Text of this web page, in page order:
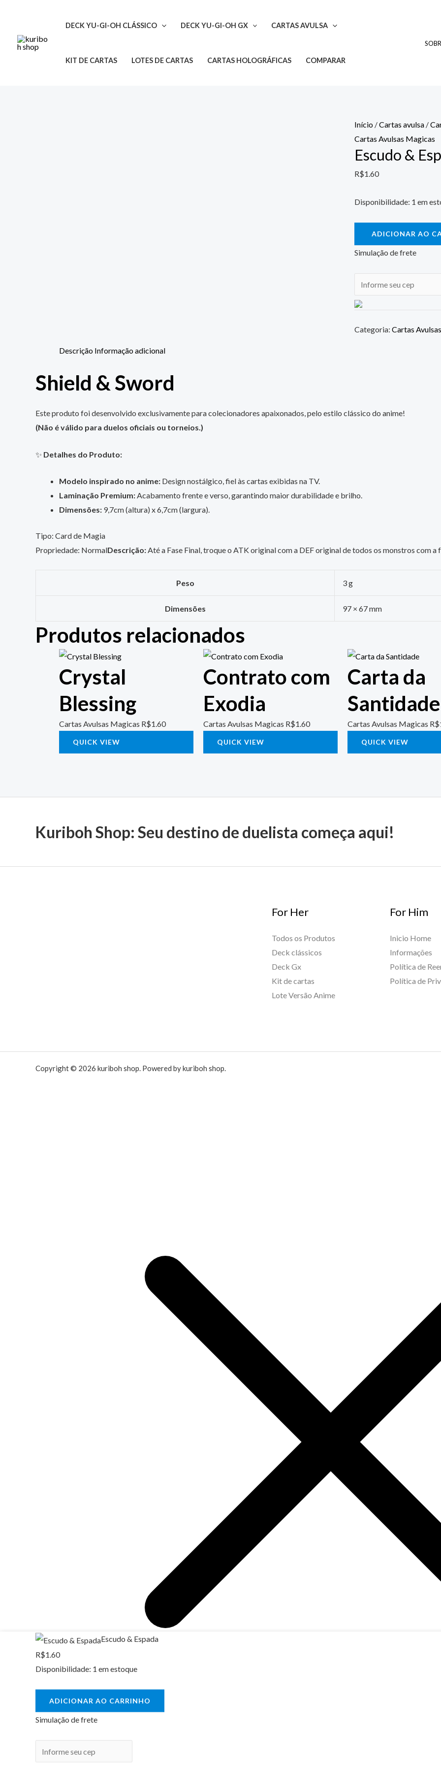
conteúdo
DECK YU-GI-OH CLÁSSICO DECK YU-GI-OH GX CARTAS AVULSA
KIT DE CARTAS LOTES DE CARTAS CARTAS HOLOGRÁFICAS COMPARAR
Início /Cartas avulsa /
Cartas Avulsas Magicas
Escudo &
R$1.60
Disponibilidade: 1 em
ADICIONAR AO
Simulação de frete
Categoria: Cartas
Descrição Informação adicional
Shield & Sword
Este produto foi desenvolvido exclusivamente para colecionadores apaixonados, pelo estilo clássico do anime!
(Não é válido para duelos oficiais ou torneios.)
✨ Detalhes do Produto:
Modelo inspirado no anime: Design nostálgico, fiel às cartas exibidas na TV.
Laminação Premium:Acabamento frente e verso, garantindo maior durabilidade e brilho.
Dimensões: 9,7cm (altura) x 6,7cm (largura).
Tipo: Card de Magia
Propriedade: NormalDescrição:Até a Fase Final, troque o ATK original com a DEF original de todos os monstros com a
Peso 3 g
Dimensões 97 × 67 mm
Produtos relacionados
Crystal
Blessing
Cartas Avulsas Magicas R$1.60
QUICK VIEW
Contrato com
Exodia
Cartas Avulsas Magicas R$1.60
QUICK VIEW
Carta da
Santidade
Cartas Avulsas Magicas R$
QUICK VIEW
Kuriboh Shop: Seu destino de duelista começa aqui!
For Her
Todos os Produtos
Deck clássicos
Deck Gx
Kit de cartas
Lote Versão Anime
For Him
Inicio Home
Informações
Política de
Política de
Copyright © 2026 kuriboh shop. Powered by kuriboh shop.
Escudo & Espada
R$1.60
Disponibilidade: 1 em estoque
Escudo
&
Espada
ADICIONAR AO CARRINHO
Simulação de frete